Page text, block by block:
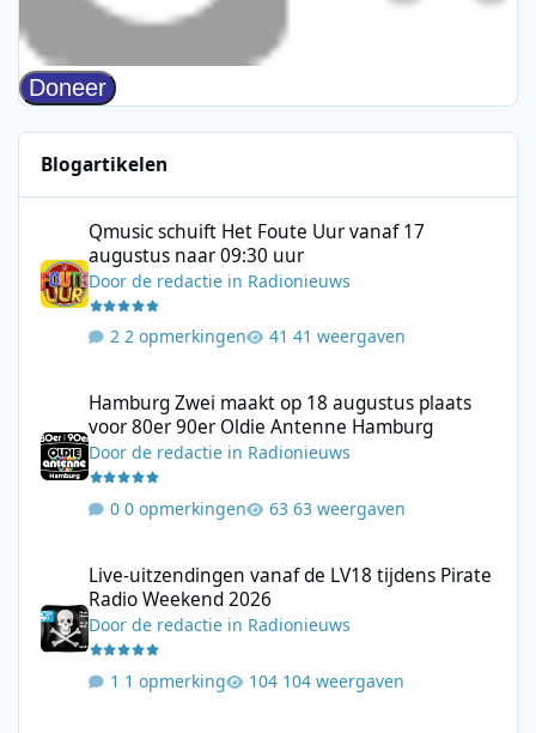
Blogartikelen
Qmusic schuift Het Foute Uur vanaf 17
augustus naar 09:30 uur
Doorde redactie in Radionieuws
2 opmerkingen 41 weergaven
Hamburg Zwei maakt op 18 augustus plaats
voor 80er 90er Oldie Antenne Hamburg
Doorde redactie in Radionieuws
0 opmerkingen 63 weergaven
Live-uitzendingen vanaf de LV18 tijdens Pirate
Radio Weekend 2026
Doorde redactie in Radionieuws
1 opmerking 104 weergaven